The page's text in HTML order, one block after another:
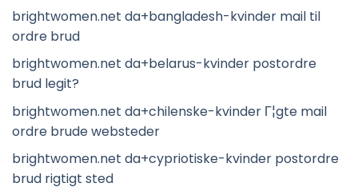
brightwomen.net da+bangladesh-kvinder mail til
ordre brud
brightwomen.net da+belarus-kvinder postordre
brud legit?
brightwomen.net da+chilenske-kvinder Г¦gte mail
ordre brude websteder
brightwomen.net da+cypriotiske-kvinder postordre
brud rigtigt sted